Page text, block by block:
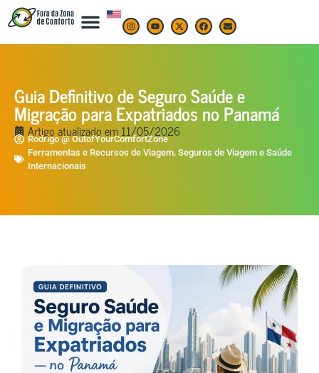
Guia Definitivo de Seguro Saúde e
Migração para Expatriados no Panamá
Artigo atualizado em11/05/2026
Rodrigo @ OutofYourComfortZone
Ferramentas e Recursos de Viagem, Seguros de Viagem e Saúde
Internacionais